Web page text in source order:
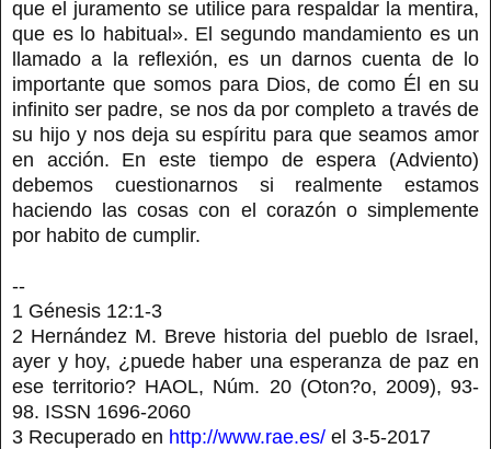
que el juramento se utilice para respaldar la mentira,
que es lo habitual». El segundo mandamiento es un
llamado a la reflexión, es un darnos cuenta de lo
importante que somos para Dios, de como Él en su
infinito ser padre, se nos da por completo a través de
su hijo y nos deja su espíritu para que seamos amor
en acción. En este tiempo de espera (Adviento)
debemos cuestionarnos si realmente estamos
haciendo las cosas con el corazón o simplemente
por habito de cumplir.
--
1 Génesis 12:1-3
2 Hernández M. Breve historia del pueblo de Israel,
ayer y hoy, ¿puede haber una esperanza de paz en
ese territorio? HAOL, Núm. 20 (Oton?o, 2009), 93-
98. ISSN 1696-2060
3 Recuperado en http://www.rae.es/ el 3-5-2017